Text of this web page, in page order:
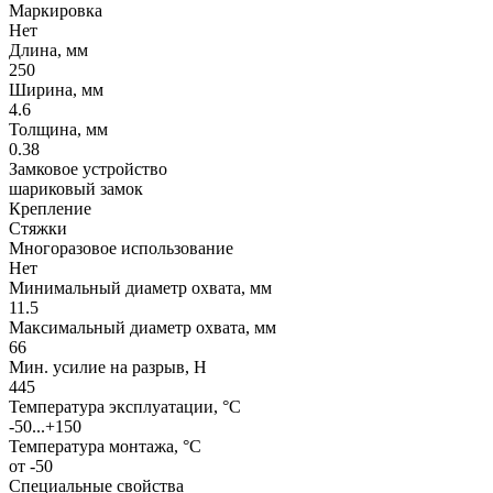
Маркировка
Нет
Длина, мм
250
Ширина, мм
4.6
Толщина, мм
0.38
Замковое устройство
шариковый замок
Крепление
Стяжки
Многоразовое использование
Нет
Минимальный диаметр охвата, мм
11.5
Максимальный диаметр охвата, мм
66
Мин. усилие на разрыв, Н
445
Температура эксплуатации, °C
-50...+150
Температура монтажа, °C
от -50
Специальные свойства